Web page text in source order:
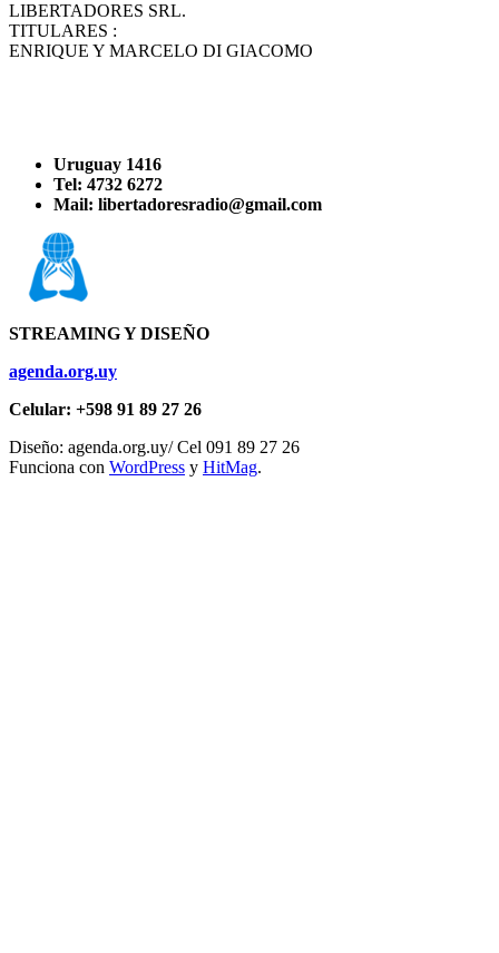
LIBERTADORES SRL.
TITULARES :
ENRIQUE Y MARCELO DI GIACOMO
Uruguay 1416
Tel: 4732 6272
Mail: libertadoresradio@gmail.com
STREAMING Y DISEÑO
agenda.org.uy
Celular: +598 91 89 27 26
Diseño: agenda.org.uy/ Cel 091 89 27 26
Funciona con WordPress y HitMag.